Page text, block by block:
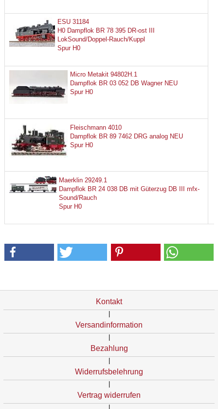
ESU 31184
H0 Dampflok BR 78 395 DR-ost III
LokSound/Doppel-Rauch/Kuppl
Spur H0
Micro Metakit 94802H.1
Dampflok BR 03 052 DB Wagner NEU
Spur H0
Fleischmann 4010
Dampflok BR 89 7462 DRG analog NEU
Spur H0
Maerklin 29249.1
Dampflok BR 24 038 DB mit Güterzug DB III mfx-
Sound/Rauch
Spur H0
Kontakt
Versandinformation
Bezahlung
Widerrufsbelehrung
Vertrag widerrufen